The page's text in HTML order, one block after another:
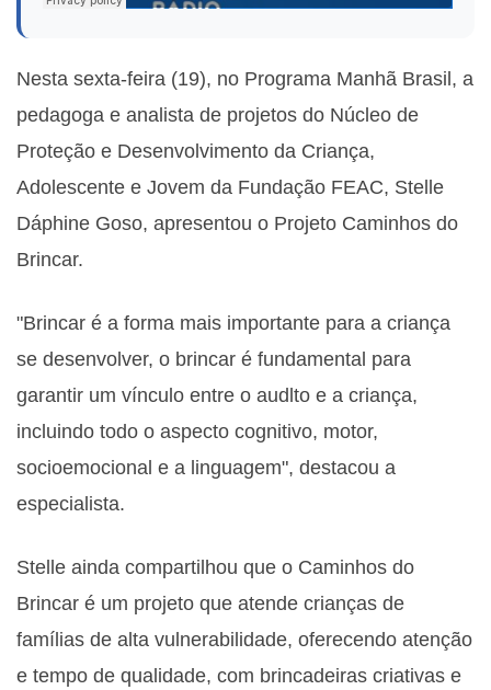
Nesta sexta-feira (19), no Programa Manhã Brasil, a
pedagoga e analista de projetos do Núcleo de
Proteção e Desenvolvimento da Criança,
Adolescente e Jovem da Fundação FEAC, Stelle
Dáphine Goso, apresentou o Projeto Caminhos do
Brincar.
"Brincar é a forma mais importante para a criança
se desenvolver, o brincar é fundamental para
garantir um vínculo entre o audlto e a criança,
incluindo todo o aspecto cognitivo, motor,
socioemocional e a linguagem", destacou a
especialista.
Stelle ainda compartilhou que o Caminhos do
Brincar é um projeto que atende crianças de
famílias de alta vulnerabilidade, oferecendo atenção
e tempo de qualidade, com brincadeiras criativas e